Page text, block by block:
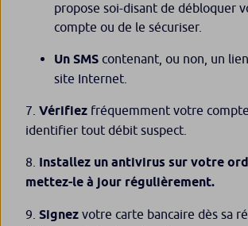
propose soi-disant de débloquer
compte ou de le sécuriser.
Un SMS contenant, ou non, un
site Internet.
Vérifiez fréquemment votre
identifier tout débit suspect.
Installez un antivirus sur votre
mettez-le à jour régulièrement.
Signez votre carte bancaire dès sa